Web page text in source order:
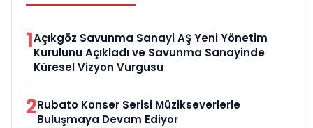
1Açıkgöz Savunma Sanayi AŞ Yeni Yönetim
Kurulunu Açıkladı ve Savunma Sanayinde
Küresel Vizyon Vurgusu
2Rubato Konser Serisi Müzikseverlerle
Buluşmaya Devam Ediyor